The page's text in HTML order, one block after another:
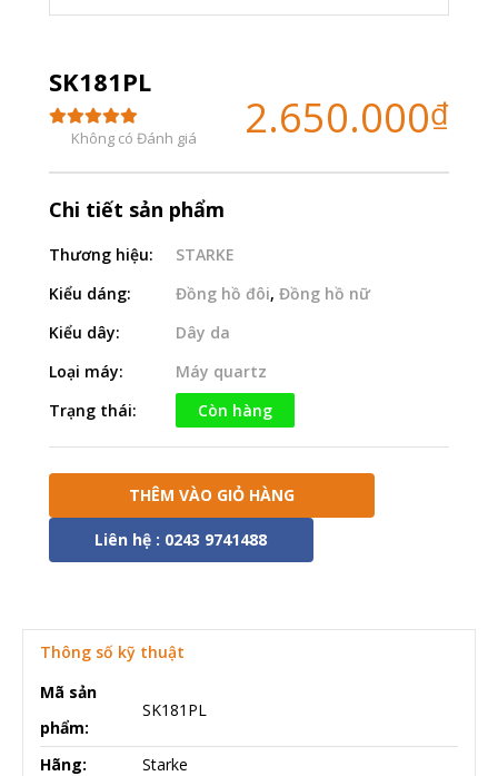
SK181PL
Không có Đánh giá 2.650.000₫
Chi tiết sản phẩm
Thương hiệu:
STARKE
Kiểu dáng:
Đồng hồ đôi, Đồng hồ nữ
Kiểu dây:
Dây da
Loại máy:
Máy quartz
Trạng thái:
Còn hàng
THÊM VÀO GIỎ HÀNG
Liên hệ : 0243 9741488
Thông số kỹ thuật
Mã sản
phẩm:
SK181PL
Hãng:
Starke